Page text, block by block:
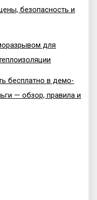
безопасность и
для
бесплатно в демо-
— обзор, правила и